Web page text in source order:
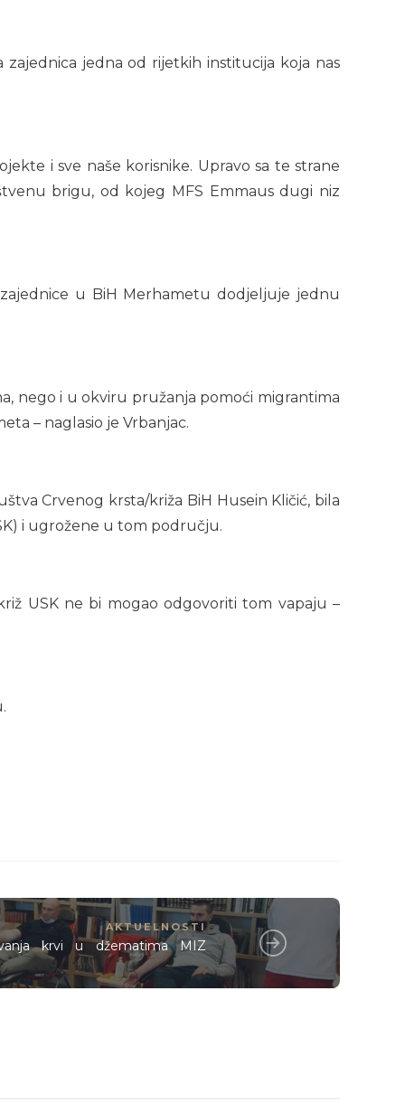
jedna od rijetkih institucija koja nas
i sve naše korisnike. Upravo sa te strane
brigu, od kojeg MFS Emmaus dugi niz
u BiH Merhametu dodjeljuje jednu
nego i u okviru pružanja pomoći migrantima
– naglasio je Vrbanjac.
Crvenog krsta/križa BiH Husein Kličić, bila
i ugrožene u tom području.
USK ne bi mogao odgovoriti tom vapaju –
AKTUELNOSTI
krvi u džematima MIZ